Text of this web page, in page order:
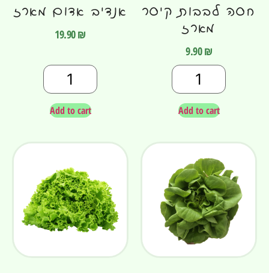
אנדיב אדום מארז
19.90₪
Add to cart
חסה לבבות קיסר
מארז
9.90₪
Add to cart